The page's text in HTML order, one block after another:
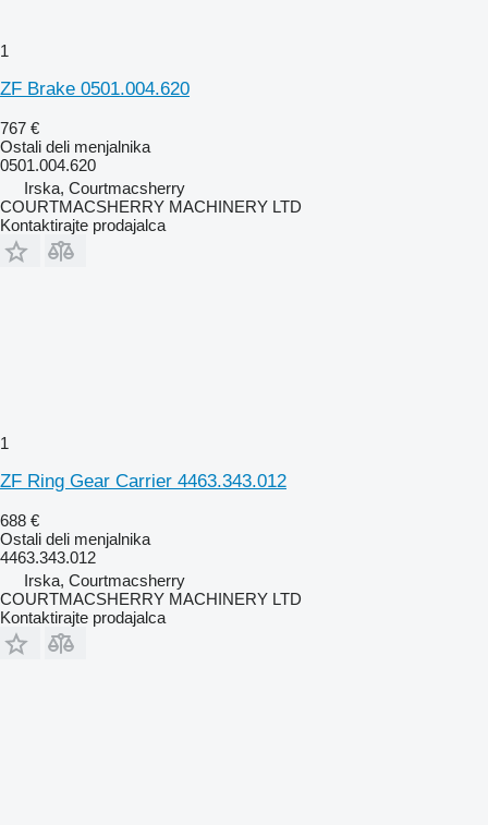
1
ZF Brake 0501.004.620
767 €
Ostali deli menjalnika
0501.004.620
Irska, Courtmacsherry
COURTMACSHERRY MACHINERY LTD
Kontaktirajte prodajalca
1
ZF Ring Gear Carrier 4463.343.012
688 €
Ostali deli menjalnika
4463.343.012
Irska, Courtmacsherry
COURTMACSHERRY MACHINERY LTD
Kontaktirajte prodajalca